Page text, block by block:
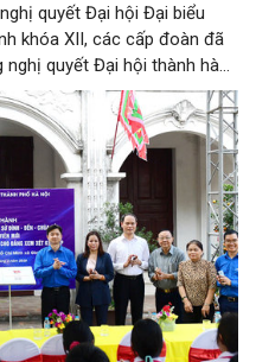
quyết Đại hội Đại biểu
khóa XII, các cấp đoàn đã
quyết Đại hội thành hành
quả nổi bật.